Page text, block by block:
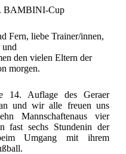
BAMBINI-Cup
Fern, liebe Trainer/innen,
und
den vielen Eltern der
morgen.
14. Auflage des Geraer
und wir alle freuen uns
Mannschaftenaus vier
fast sechs Stundenin der
Umgang mit ihrem